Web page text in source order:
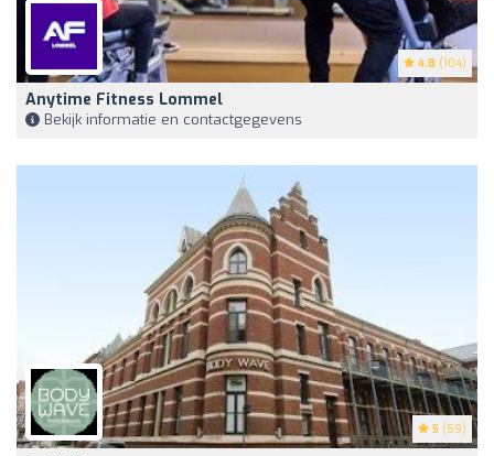
4.8 (104)
Anytime Fitness Lommel
Bekijk informatie en contactgegevens
5 (59)